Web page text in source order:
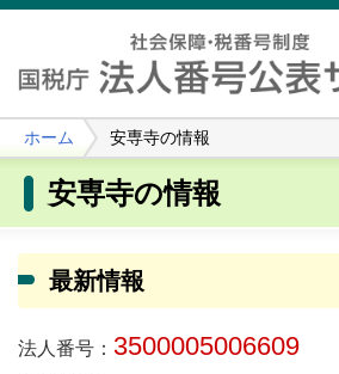
ホーム 安専寺の情報
安専寺の情報
最新情報
法人番号： 3500005006609